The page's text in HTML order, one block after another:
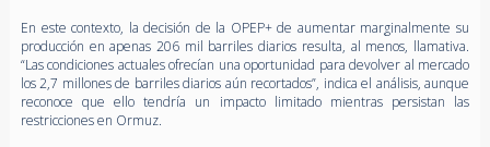
En este contexto, la decisión de la OPEP+ de aumentar marginalmente su
producción en apenas 206 mil barriles diarios resulta, al menos, llamativa.
“Las condiciones actuales ofrecían una oportunidad para devolver al mercado
los 2,7 millones de barriles diarios aún recortados”, indica el análisis, aunque
reconoce que ello tendría un impacto limitado mientras persistan las
restricciones en Ormuz.